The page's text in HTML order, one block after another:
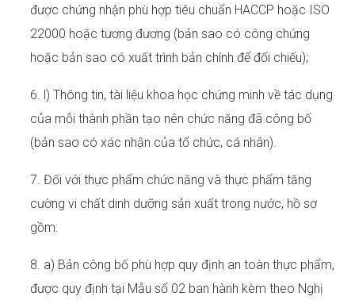
được chứng nhận phù hợp tiêu chuẩn HACCP hoặc ISO
22000 hoặc tương đương (bản sao có công chứng
hoặc bản sao có xuất trình bản chính để đối chiếu);
6. l) Thông tin, tài liệu khoa học chứng minh về tác dụng
của mỗi thành phần tạo nên chức năng đã công bố
(bản sao có xác nhận của tổ chức, cá nhân).
7. Đối với thực phẩm chức năng và thực phẩm tăng
cường vi chất dinh dưỡng sản xuất trong nước, hồ sơ
gồm:
8. a) Bản công bố phù hợp quy định an toàn thực phẩm,
được quy định tại Mẫu số 02 ban hành kèm theo Nghị